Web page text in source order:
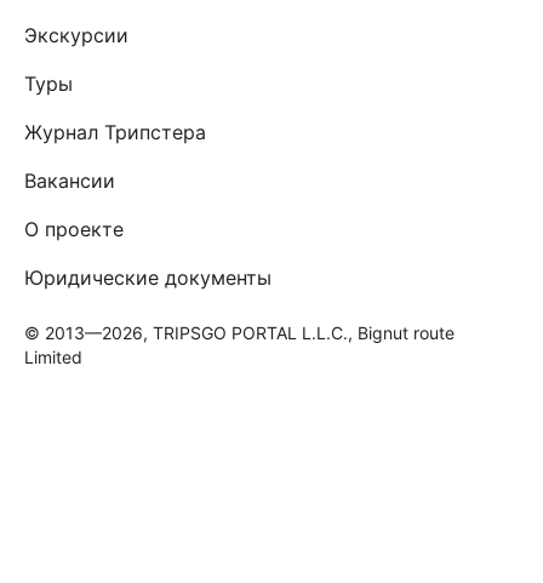
Экскурсии
Туры
Журнал Трипстера
Вакансии
О проекте
Юридические документы
© 2013—2026, TRIPSGO PORTAL L.L.C., Bignut route
Limited